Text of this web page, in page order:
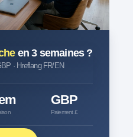
en 3 semaines ?
· Hreflang FR/EN
GBP
Paiement £